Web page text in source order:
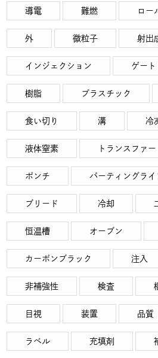
導電 難燃 ロー
外 微粒子 射出
インジェクション ゲート
樹脂 プラスチック
食い切り 溝 冷
液体窒素 トランスファー
ポンチ パーティングライ
ブリード 冷却
恒温槽 オーブン
カーボンブラック 注入
非補強性 検査
目視 装置 品質
ラベル 充填剤